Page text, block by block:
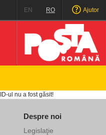
EN RO Ajutor
ID-ul nu a fost găsit!
Despre noi
Legislaţie